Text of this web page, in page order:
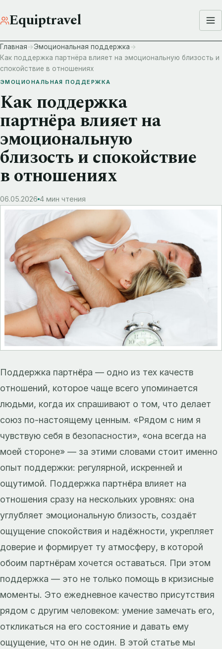
Equiptravel
Главная
Эмоциональная поддержка
Как поддержка партнёра влияет на эмоциональную близость и
спокойствие в отношениях
ЭМОЦИОНАЛЬНАЯ ПОДДЕРЖКА
Как поддержка
партнёра влияет на
эмоциональную
близость и спокойствие
в отношениях
06.05.2026 4 мин чтения
Поддержка партнёра — одно из тех качеств
отношений, которое чаще всего упоминается
людьми, когда их спрашивают о том, что делает
союз по-настоящему ценным. «Рядом с ним я
чувствую себя в безопасности», «она всегда на
моей стороне» — за этими словами стоит именно
опыт поддержки: регулярной, искренней и
ощутимой. Поддержка партнёра влияет на
отношения сразу на нескольких уровнях: она
углубляет эмоциональную близость, создаёт
ощущение спокойствия и надёжности, укрепляет
доверие и формирует ту атмосферу, в которой
обоим партнёрам хочется оставаться. При этом
поддержка — это не только помощь в кризисные
моменты. Это ежедневное качество присутствия
рядом с другим человеком: умение замечать его,
откликаться на его состояние и давать ему
ощущение, что он не один. В этой статье мы